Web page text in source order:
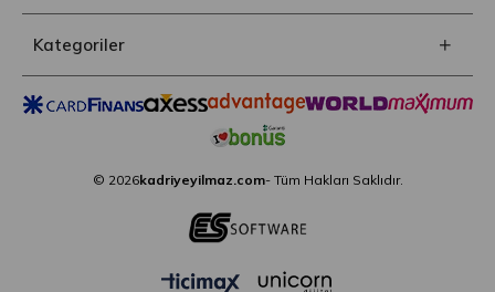
Kategoriler
© 2026kadriyeyilmaz.com- Tüm Hakları Saklıdır.